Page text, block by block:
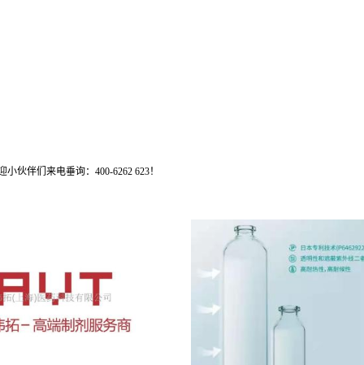
伙伴们来电垂询：400-6262 623！